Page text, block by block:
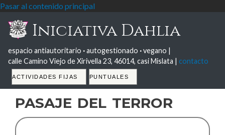
Pasar al contenido principal
Iniciativa Dahlia
espacio antiautoritario ·autogestionado ·vegano |
calle Camino Viejo de Xirivella 23, 46014, casi Mislata | contacto
Tabs
ACTIVIDADES FIJAS PUNTUALES
pasaje del terror